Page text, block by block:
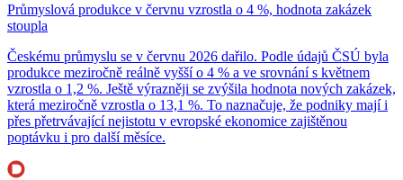
Průmyslová produkce v červnu vzrostla o 4 %, hodnota zakázek
stoupla
Českému průmyslu se v červnu 2026 dařilo. Podle údajů ČSÚ byla
produkce meziročně reálně vyšší o 4 % a ve srovnání s květnem
vzrostla o 1,2 %. Ještě výrazněji se zvýšila hodnota nových zakázek,
která meziročně vzrostla o 13,1 %. To naznačuje, že podniky mají i
přes přetrvávající nejistotu v evropské ekonomice zajištěnou
poptávku i pro další měsíce.